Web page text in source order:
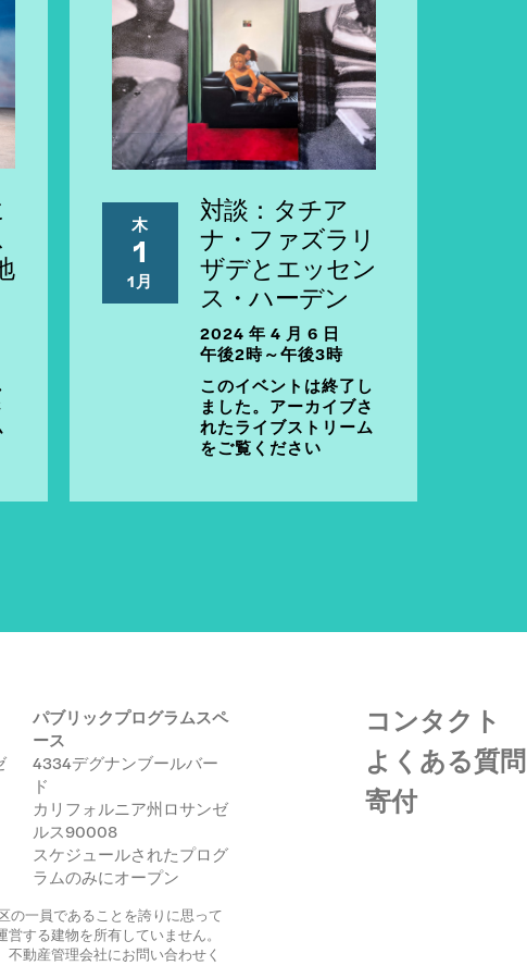
木
1
1月
対談：タチア
ナ・ファズラリ
ザデとエッセン
ス・ハーデン
2024 年 4 月 6 日
午後2時～午後3時
このイベントは終了し
ました。アーカイブさ
れたライブストリーム
をご覧ください
パブリックプログラムスペ
ース
4334デグナンブールバー
ド
カリフォルニア州ロサンゼ
ルス90008
スケジュールされたプログ
ラムのみにオープン
の一員であることを誇りに思って
する建物を所有していません。
動産管理会社にお問い合わせく
コンタクト
よくある質問
寄付